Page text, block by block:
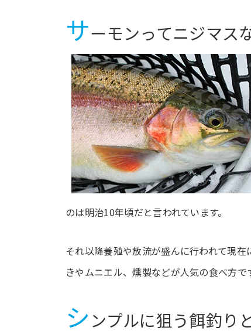
サーモンってニジマス
のは明治10年頃だと言われています。
それ以降養殖や放流が盛んに行われて現
きやムニエル、燻製などが人気の食べ方で
シンプルに狙う餌釣り